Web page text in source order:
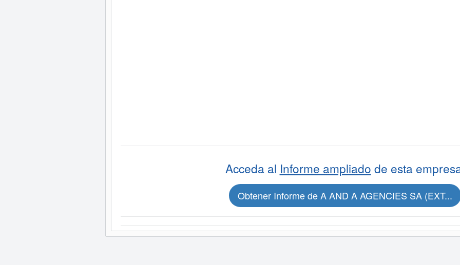
Acceda al Informe ampliado de esta
Obtener Informe de A AND A AGENCIES SA (EXT...